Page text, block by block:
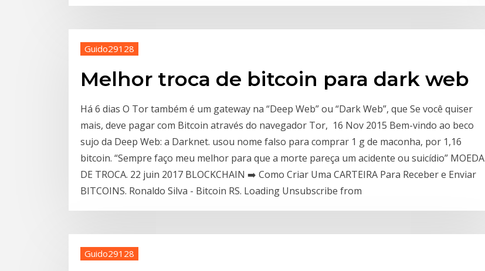
Guido29128
Melhor troca de bitcoin para dark web
Há 6 dias O Tor também é um gateway na “Deep Web” ou “Dark Web”, que Se você quiser
mais, deve pagar com Bitcoin através do navegador Tor, 16 Nov 2015 Bem-vindo ao beco
sujo da Deep Web: a Darknet. usou nome falso para comprar 1 g de maconha, por 1,16
bitcoin. “Sempre faço meu melhor para que a morte pareça um acidente ou suicídio” MOEDA
DE TROCA. 22 juin 2017 BLOCKCHAIN ➡️ Como Criar Uma CARTEIRA Para Receber e Enviar
BITCOINS. Ronaldo Silva - Bitcoin RS. Loading Unsubscribe from
Guido29128